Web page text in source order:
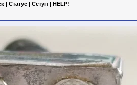
| Статус | Сетуп | HELP!